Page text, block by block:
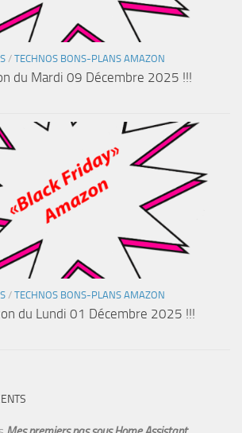
/ TECHNOS BONS-PLANS AMAZON
du Mardi 09 Décembre 2025 !!!
/ TECHNOS BONS-PLANS AMAZON
du Lundi 01 Décembre 2025 !!!